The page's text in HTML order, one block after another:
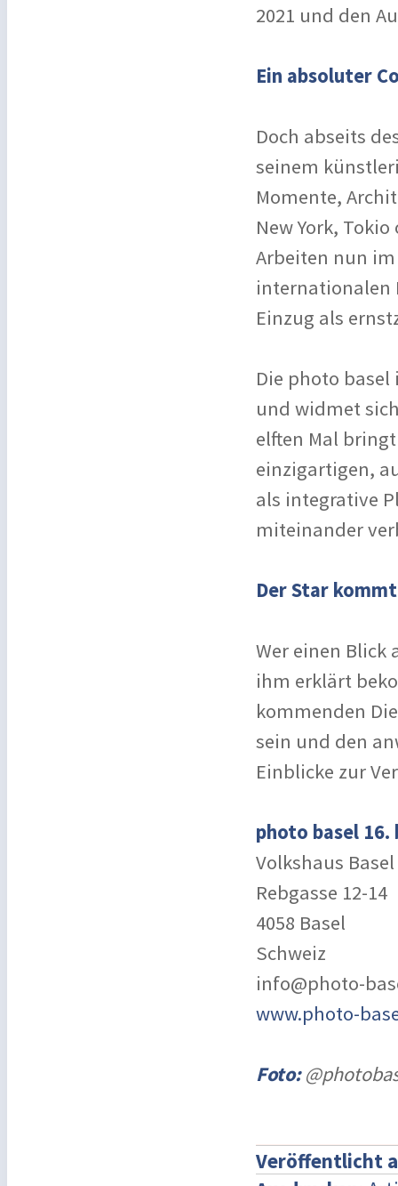
2021 und den
Ein absoluter
Doch abseits
seinem
Momente,
New York,
Arbeiten nun
internationalen
Einzug als
Die photo
und widmet
elften Mal
einzigartigen,
als integrative
miteinander
Der Star
Wer einen
ihm erklärt
kommenden
sein und den
Einblicke zur
photo basel 16.
Volkshaus Basel
Rebgasse 12-14
4058 Basel
Schweiz
info@photo-
www.photo-
Foto:
Veröffentlicht